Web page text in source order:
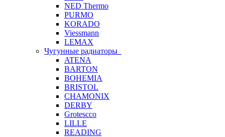
NED Thermo
PURMO
KORADO
Viessmann
LEMAX
Чугунные радиаторы
ATENA
BARTON
BOHEMIA
BRISTOL
CHAMONIX
DERBY
Grotescco
LILLE
READING